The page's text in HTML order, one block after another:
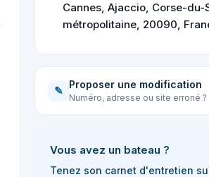
Cannes, Ajaccio, Corse-du-
métropolitaine, 20090,
✎ Proposer une modification
Numéro, adresse ou site erroné ?
Vous avez un bateau ?
Tenez son carnet d'entretien